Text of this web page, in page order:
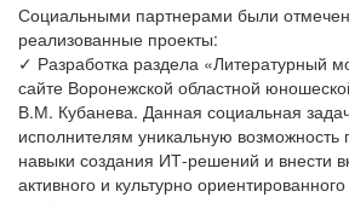
Социальными партнерами были
реализованные проекты:
✓ Разработка раздела «Литературный
сайте Воронежской областной
В.М. Кубанева. Данная социальная
исполнителям уникальную возможность
навыки создания ИТ-решений и внести
активного и культурно